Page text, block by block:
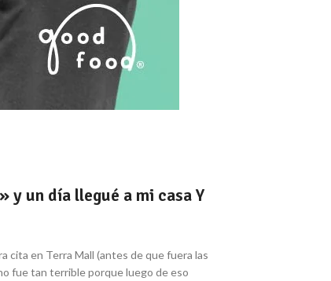
y un día llegué a mi casa Y
cita en Terra Mall (antes de que fuera las
fue tan terrible porque luego de eso